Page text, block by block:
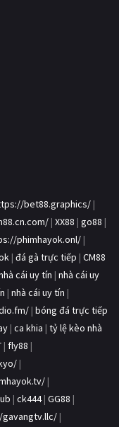
bet88.graphics/ |
| XX88 | go88 |
phimhayok.onl/ |
| đá gà trực tiếp | CM88
cái uy tín | nhà cái uy
| nhà cái uy tín |
| bóng đá trực tiếp
| ca khia | tỷ lệ kèo nhà
| fly88 |
|
|
| ck444| GG88 |
|